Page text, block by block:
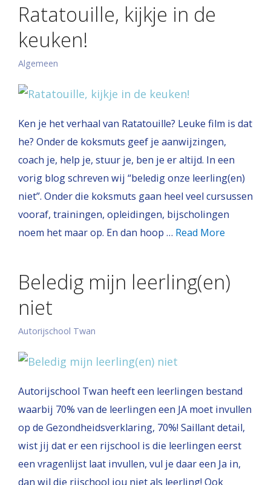
Ratatouille, kijkje in de
keuken!
Algemeen
Ken je het verhaal van Ratatouille? Leuke film is dat
he? Onder de koksmuts geef je aanwijzingen,
coach je, help je, stuur je, ben je er altijd. In een
vorig blog schreven wij “beledig onze leerling(en)
niet”. Onder die koksmuts gaan heel veel cursussen
vooraf, trainingen, opleidingen, bijscholingen
noem het maar op. En dan hoop … Read More
Beledig mijn leerling(en)
niet
Autorijschool Twan
Autorijschool Twan heeft een leerlingen bestand
waarbij 70% van de leerlingen een JA moet invullen
op de Gezondheidsverklaring, 70%! Saillant detail,
wist jij dat er een rijschool is die leerlingen eerst
een vragenlijst laat invullen, vul je daar een Ja in,
dan wil die rijschool jou niet als leerling! Ook